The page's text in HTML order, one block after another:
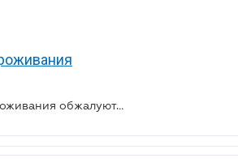
Изменения в Правила регистрации места проживания обжалуют в суде